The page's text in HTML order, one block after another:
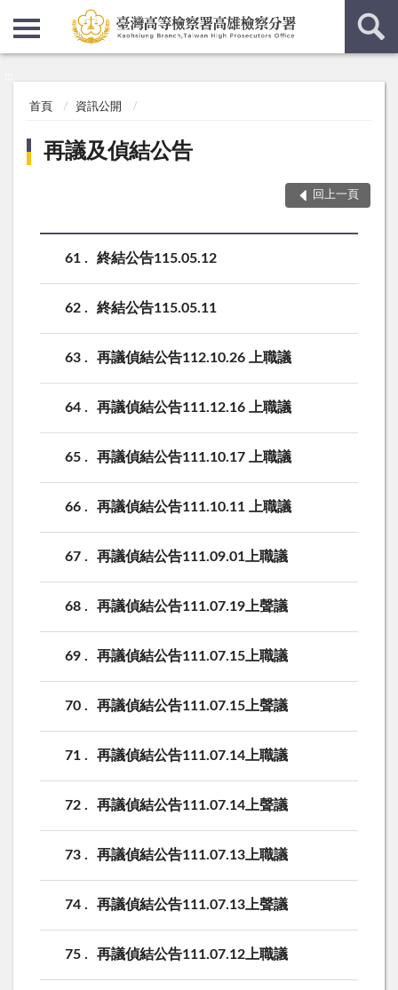
首頁 資訊公開
再議及偵結公告
回上一頁
61 終結公告115.05.12
62 終結公告115.05.11
63 再議偵結公告112.10.26 上職議
64 再議偵結公告111.12.16 上職議
65 再議偵結公告111.10.17 上職議
66 再議偵結公告111.10.11 上職議
67 再議偵結公告111.09.01上職議
68 再議偵結公告111.07.19上聲議
69 再議偵結公告111.07.15上職議
70 再議偵結公告111.07.15上聲議
71 再議偵結公告111.07.14上職議
72 再議偵結公告111.07.14上聲議
73 再議偵結公告111.07.13上職議
74 再議偵結公告111.07.13上聲議
75 再議偵結公告111.07.12上職議